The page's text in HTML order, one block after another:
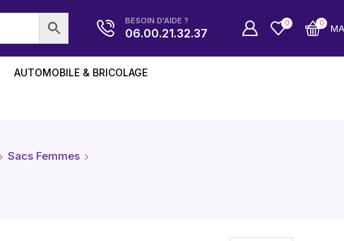
BESOIN D'AIDE ?
06.00.21.32.37
0 0
AUTOMOBILE & BRICOLAGE
Sacs Femmes